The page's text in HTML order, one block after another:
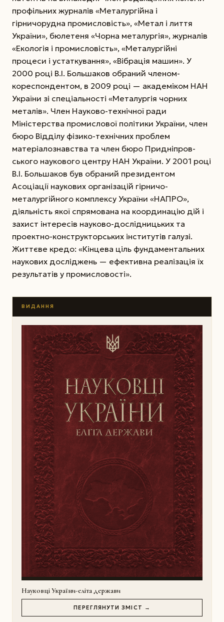
профільних журналів «Металургійна і
гірничорудна промисловість», «Метал і лиття
України», бюлетеня «Чорна металургія», журналів
«Екологія і промисловість», «Металургійні
процеси і устаткування», «Вібрація машин». У
2000 році В.І. Большаков обраний членом-
кореспондентом, в 2009 році — академіком НАН
України зі спеціальності «Металургія чорних
металів». Член Науково-технічної ради
Міністерства промислової політики України, член
бюро Відділу фізико-технічних проблем
матеріалознавства та член бюро Придніпров-
ського наукового центру НАН України. У 2001 році
В.І. Большаков був обраний президентом
Асоціації наукових організацій гірничо-
металургійного комплексу України «НАПРО»,
діяльність якої спрямована на координацію дій і
захист інтересів науково-дослідницьких та
проектно-конструкторських інститутів галузі.
Життєве кредо: «Кінцева ціль фундаментальних
наукових досліджень — ефективна реалізація їх
результатів у промисловості».
ВИДАННЯ
Науковці України-еліта держави
ПЕРЕГЛЯНУТИ ЗМІСТ →